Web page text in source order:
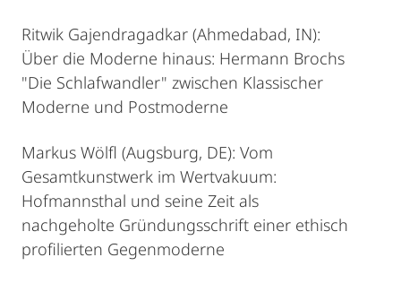
Ritwik Gajendragadkar (Ahmedabad, IN):
Über die Moderne hinaus: Hermann Brochs
"Die Schlafwandler" zwischen Klassischer
Moderne und Postmoderne
Markus Wölfl (Augsburg, DE): Vom
Gesamtkunstwerk im Wertvakuum:
Hofmannsthal und seine Zeit als
nachgeholte Gründungsschrift einer ethisch
profilierten Gegenmoderne